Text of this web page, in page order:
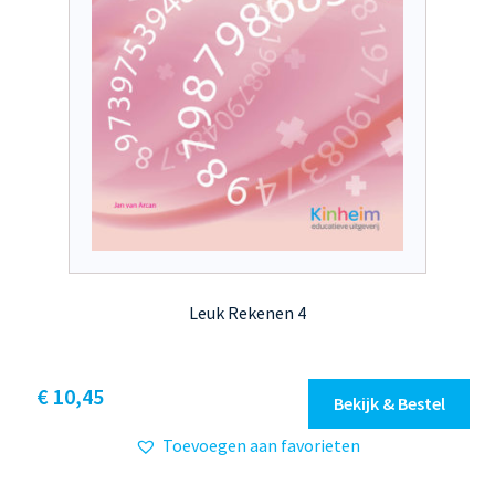
productpagina
Leuk Rekenen 4
€ 10,45 Bekijk & Bestel
heeft
Toevoegen aan favorieten